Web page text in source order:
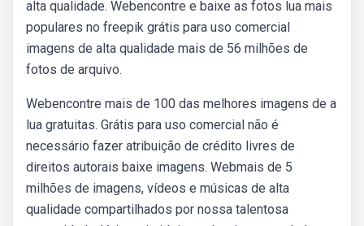
alta qualidade. Webencontre e baixe as fotos lua mais
populares no freepik grátis para uso comercial
imagens de alta qualidade mais de 56 milhões de
fotos de arquivo.
Webencontre mais de 100 das melhores imagens de a
lua gratuitas. Grátis para uso comercial não é
necessário fazer atribuição de crédito livres de
direitos autorais baixe imagens. Webmais de 5
milhões de imagens, vídeos e músicas de alta
qualidade compartilhados por nossa talentosa